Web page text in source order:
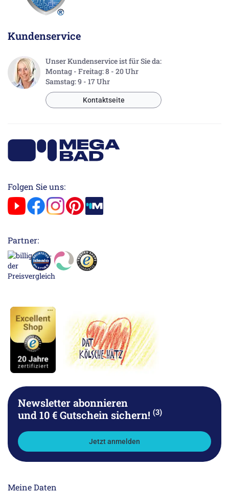
Kundenservice
Unser Kundenservice ist für Sie da:
Montag - Freitag: 8 - 20 Uhr
Samstag: 9 - 17 Uhr
Kontaktseite
Folgen Sie uns:
Partner:
Newsletter abonnieren
und 10 € Gutschein sichern! (3)
Jetzt anmelden
Meine Daten